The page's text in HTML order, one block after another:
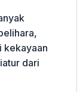
kekayaan
dari